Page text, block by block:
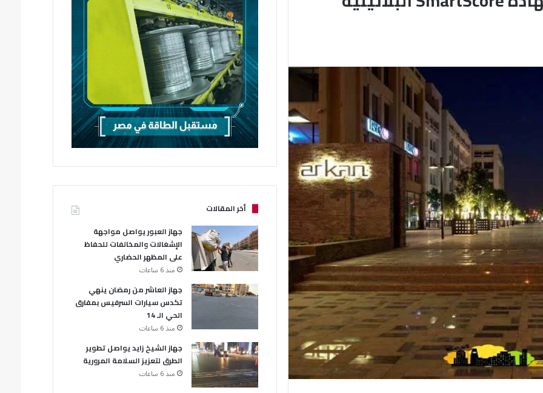
أخر المقالات
جهاز العبور يواصل مواجهة
الإشغالات والمخالفات للحفاظ
على المظهر الحضاري
منذ 6 ساعات
جهاز العاشر من رمضان ينهي
تكدس سيارات السرفيس بمفارق
الحي الـ 14
منذ 6 ساعات
جهاز الشيخ زايد يواصل تطوير
الطرق لتعزيز السلامة المرورية
منذ 6 ساعات